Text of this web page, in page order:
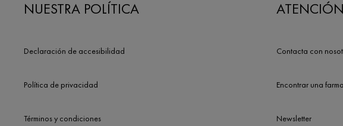
NUESTRA POLÍTICA
Declaración de accesibilidad
Política de privacidad
Términos y condiciones
Contacta con
Encontrar una
Newsletter